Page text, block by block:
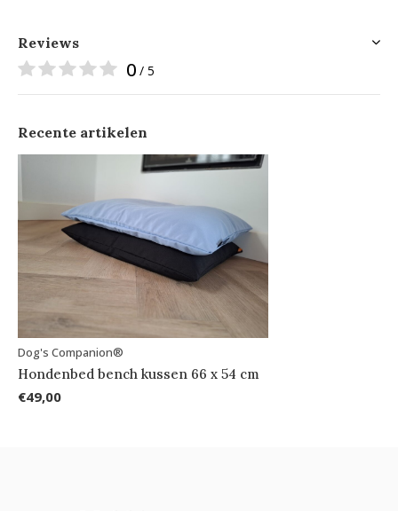
Reviews
0 / 5
Recente artikelen
Dog's Companion®
Hondenbed bench kussen 66 x 54 cm
€49,00